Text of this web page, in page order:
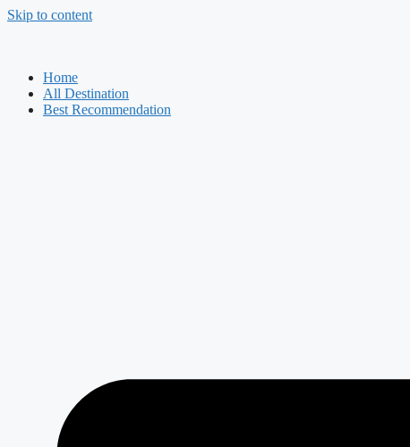
Skip to content
Home
All Destination
Best Recommendation